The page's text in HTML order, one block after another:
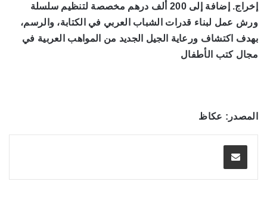
إخراج. إضافة إلى 200 ألف درهم مخصصة لتنظيم سلسلة
ورش عمل لبناء قدرات الشباب العربي في الكتابة، والرسم،
بهدف اكتشاف ورعاية الجيل الجديد من المواهب العربية في
مجال كتب الأطفال
المصدر: عكاظ